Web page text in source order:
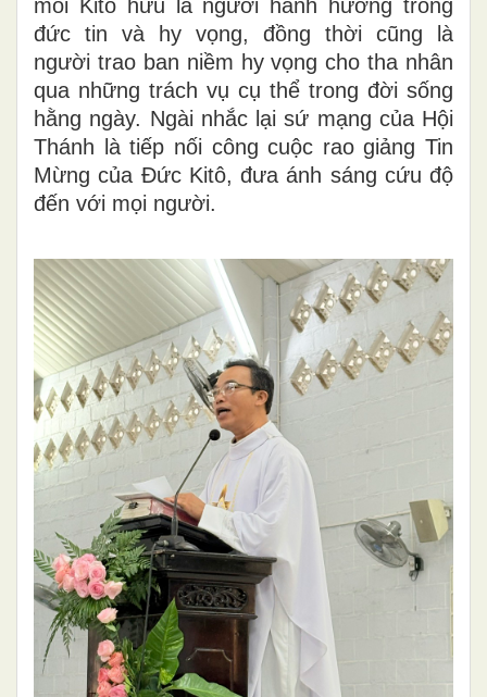
mỗi Kitô hữu là người hành hương trong
đức tin và hy vọng, đồng thời cũng là
người trao ban niềm hy vọng cho tha nhân
qua những trách vụ cụ thể trong đời sống
hằng ngày. Ngài nhắc lại sứ mạng của Hội
Thánh là tiếp nối công cuộc rao giảng Tin
Mừng của Đức Kitô, đưa ánh sáng cứu độ
đến với mọi người.